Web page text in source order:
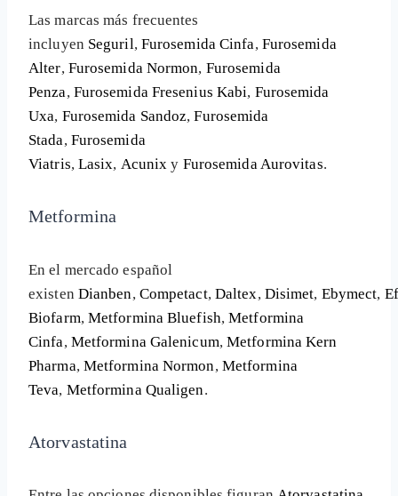
Las marcas más frecuentes
incluyen Seguril, Furosemida Cinfa, Furosemida
Alter, Furosemida Normon, Furosemida
Penza, Furosemida Fresenius Kabi, Furosemida
Uxa, Furosemida Sandoz,Furosemida
Stada, Furosemida
Viatris, Lasix, Acunix y Furosemida Aurovitas.
Metformina
En el mercado español
existen Dianben, Competact, Daltex, Disimet, Ebymect,
Biofarm, Metformina Bluefish,Metformina
Cinfa, Metformina Galenicum, Metformina Kern
Pharma, Metformina Normon, Metformina
Teva, Metformina Qualigen.
Atorvastatina